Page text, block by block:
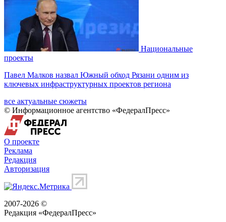
Национальные
проекты
Павел Малков назвал Южный обход Рязани одним из
ключевых инфраструктурных проектов региона
все актуальные сюжеты
© Информационное агентство «ФедералПресс»
О проекте
Реклама
Редакция
Авторизация
2007-2026 ©
Редакция «ФедералПресс»